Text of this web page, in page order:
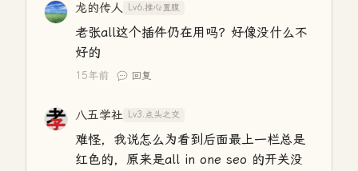
龙的传人 Lv6.推心置腹
老张all这个插件仍在用吗？好像没什么不
好的
15年前 回复
八五学社 Lv3.点头之交
难怪，我说怎么为看到后面最上一栏总是
红色的，原来是all in one seo 的开关没